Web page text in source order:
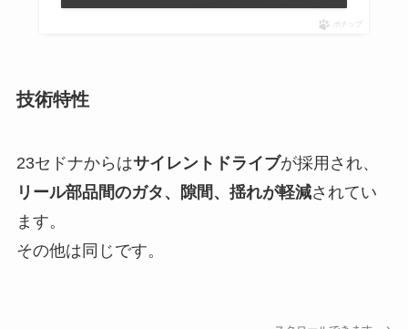
ポチップ
技術特性
23セドナからはサイレントドライブが採用され、
リール部品間のガタ、隙間、揺れが軽減されてい
ます。
その他は同じです。